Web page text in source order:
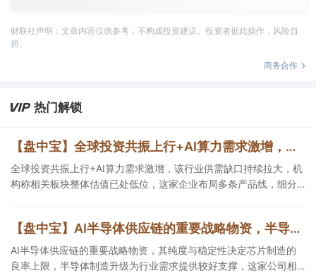
财联社声明：文章内容仅供参考，不构成投资建议。投资者据此操作，风险自
担。
商务合作
热门解锁
【盘中宝】全球投资共振上行+AI算力需求激增，该行业供需缺口持续拉大，机构称相关板块整体估值已处低位，这家企业细分产品市占率第一
全球投资共振上行+AI算力需求激增，该行业供需缺口持续拉大，机
构称相关板块整体估值已处低位，这家企业布局多条产品线，细分
【盘中宝】AI半导体供应链的重要战略物资，半导体制造升级为行业需求提供较好支撑，这家公司相关产品已导入头部半导体企业
AI半导体供应链的重要战略物资，其纯度与稳定性决定芯片制造的
良率上限，半导体制造升级为行业需求提供较好支撑，这家公司相